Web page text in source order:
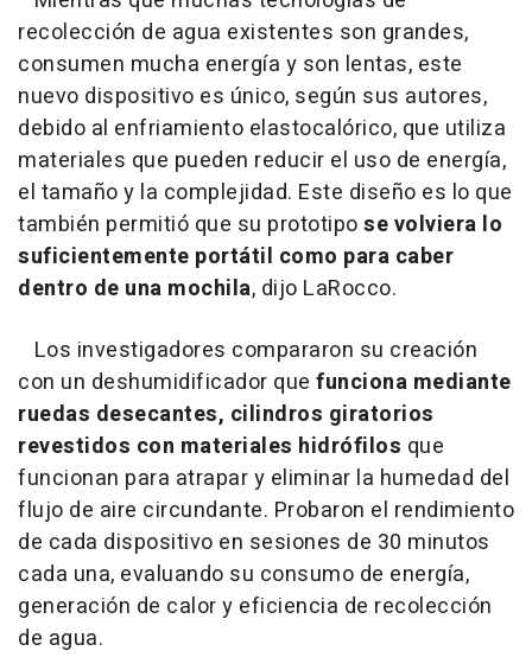
recolección de agua existentes son grandes,
consumen mucha energía y son lentas, este
nuevo dispositivo es único, según sus autores,
debido al enfriamiento elastocalórico, que utiliza
materiales que pueden reducir el uso de energía,
el tamaño y la complejidad. Este diseño es lo que
también permitió que su prototipose volviera lo
suficientemente portátil como para caber
dentro de una mochila, dijo LaRocco.
Los investigadores compararon su creación
con un deshumidificador que funciona mediante
ruedas desecantes, cilindros giratorios
revestidos con materiales hidrófilos que
funcionan para atrapar y eliminar la humedad del
flujo de aire circundante. Probaron el rendimiento
de cada dispositivo en sesiones de 30 minutos
cada una, evaluando su consumo de energía,
generación de calor y eficiencia de recolección
de agua.